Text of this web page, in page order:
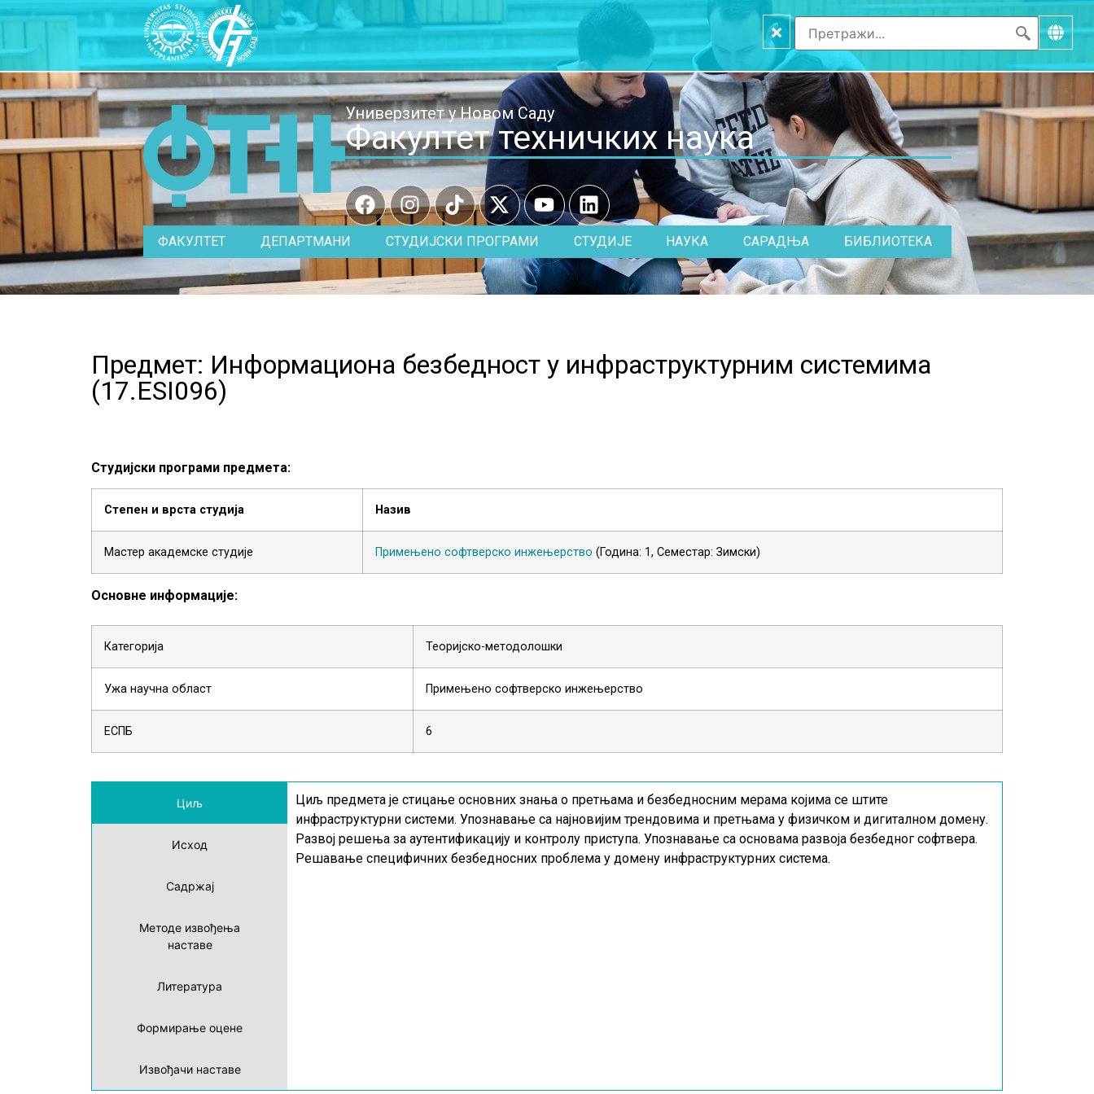
×
Универзитет у Новом Саду
Факултет техничких наука
ФАКУЛТЕТ ДЕПАРТМАНИ СТУДИЈСКИ ПРОГРАМИ СТУДИЈЕ НАУКА САРАДЊА БИБЛИОТЕКА
Предмет: Информациона безбедност у инфраструктурним системима
(17.ESI096)
Студијски програми предмета:
Степен и врста студија Назив
Мастер академске студије Примењено софтверско инжењерство (Година: 1, Семестар: Зимски)
Основне информације:
Категорија Теоријско-методолошки
Ужа научна област Примењено софтверско инжењерство
ЕСПБ 6
Циљ
Исход
Садржај
Методе извођења
наставе
Литература
Формирање оцене
Извођачи наставе
Циљ предмета је стицање основних знања о претњама и безбедносним мерама којима се штите
инфраструктурни системи. Упознавање са најновијим трендовима и претњама у физичком и дигиталном домену.
Развој решења за аутентификацију и контролу приступа. Упознавање са основама развоја безбедног софтвера.
Решавање специфичних безбедносних проблема у домену инфраструктурних система.